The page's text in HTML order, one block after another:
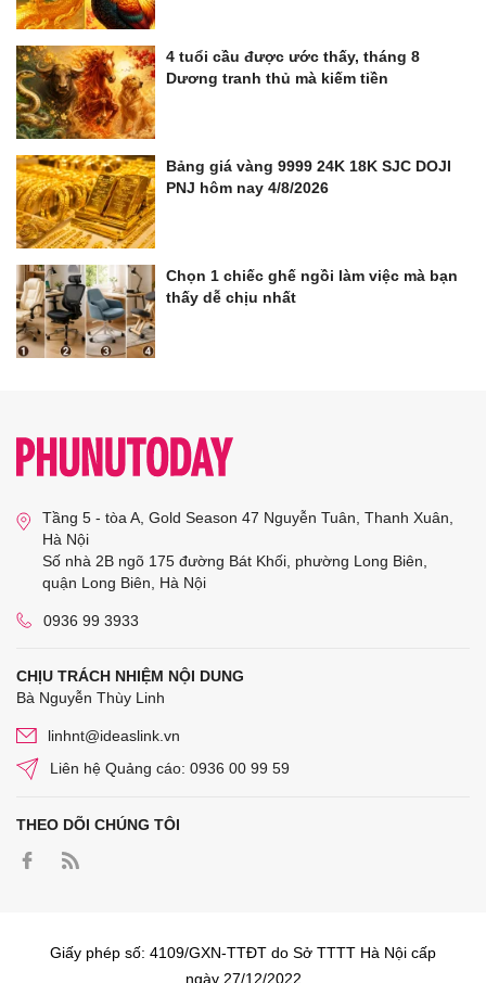
4 tuổi cầu được ước thấy, tháng 8
Dương tranh thủ mà kiếm tiền
Bảng giá vàng 9999 24K 18K SJC DOJI
PNJ hôm nay 4/8/2026
Chọn 1 chiếc ghế ngồi làm việc mà bạn
thấy dễ chịu nhất
Tầng 5 - tòa A, Gold Season 47 Nguyễn Tuân, Thanh Xuân,
Hà Nội
Số nhà 2B ngõ 175 đường Bát Khối, phường Long Biên,
quận Long Biên, Hà Nội
0936 99 3933
CHỊU TRÁCH NHIỆM NỘI DUNG
Bà Nguyễn Thùy Linh
linhnt@ideaslink.vn
Liên hệ Quảng cáo: 0936 00 99 59
THEO DÕI CHÚNG TÔI
Giấy phép số: 4109/GXN-TTĐT do Sở TTTT Hà Nội cấp
ngày 27/12/2022